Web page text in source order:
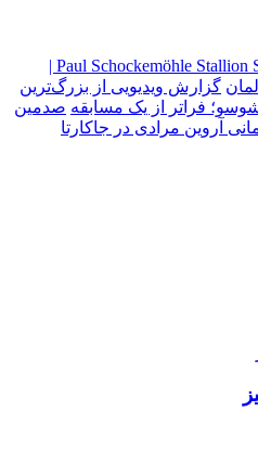
بازدید اختصاصی پدوک از Paul Schockemöhle Stallion Station |
گزارش ویدیویی از بزرگ‌ترین
فراتر از یک مسابقه صدمین
آروین مرادی در جاکارتا